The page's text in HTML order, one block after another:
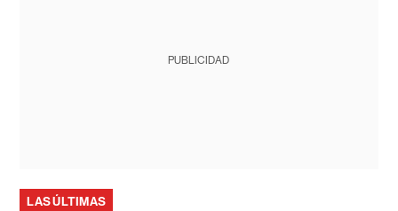
PUBLICIDAD
LAS ÚLTIMAS